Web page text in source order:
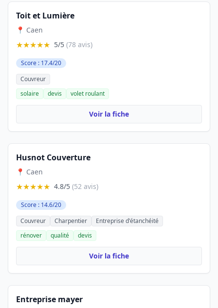
Toit et Lumière
📍 Caen
★★★★★ 5/5 (78 avis)
Score : 17.4/20
Couvreur
solaire
devis volet roulant
Voir la fiche
Husnot Couverture
📍 Caen
★★★★★ 4.8/5 (52 avis)
Score : 14.6/20
Couvreur
Charpentier
Entreprise d'étanchéité
rénover
qualité devis
Voir la fiche
Entreprise mayer